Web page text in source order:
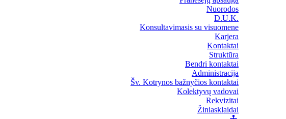
Nuorodos
D.U.K.
Konsultavimasis su visuomene
Karjera
Kontaktai
Struktūra
Bendri kontaktai
Administracija
Šv. Kotrynos bažnyčios kontaktai
Kolektyvų vadovai
Rekvizitai
Žiniasklaidai